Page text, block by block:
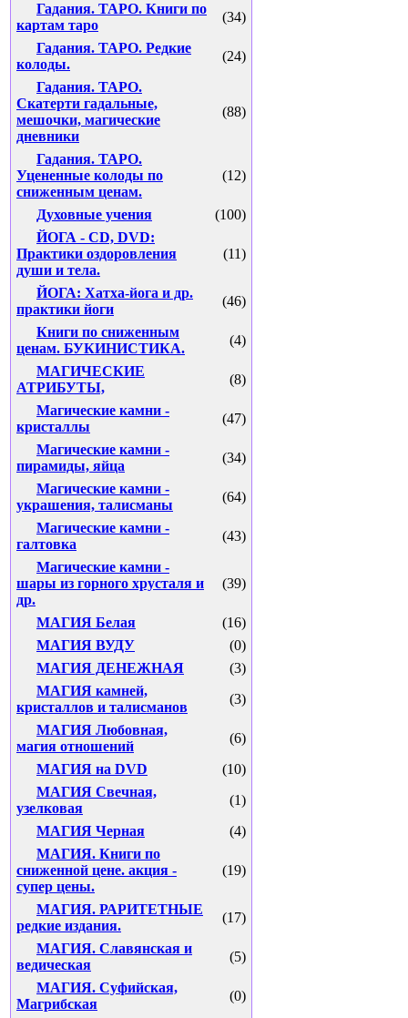
Гадания. ТАРО. Книги по
картам таро
(34)
Гадания. ТАРО. Редкие
колоды.
(24)
Гадания. ТАРО.
Скатерти гадальные,
мешочки, магические
дневники
(88)
Гадания. ТАРО.
Уцененные колоды по
сниженным ценам.
(12)
Духовные учения
(100)
ЙОГА - CD, DVD:
Практики оздоровления
души и тела.
(11)
ЙОГА: Хатха-йога и др.
практики йоги
(46)
Книги по сниженным
ценам. БУКИНИСТИКА.
(4)
МАГИЧЕСКИЕ
АТРИБУТЫ,
(8)
Магические камни -
кристаллы
(47)
Магические камни -
пирамиды, яйца
(34)
Магические камни -
украшения, талисманы
(64)
Магические камни -
галтовка
(43)
Магические камни -
шары из горного хрусталя и
др.
(39)
МАГИЯ Белая
(16)
МАГИЯ ВУДУ
(0)
МАГИЯ ДЕНЕЖНАЯ
(3)
МАГИЯ камней,
кристаллов и талисманов
(3)
МАГИЯ Любовная,
магия отношений
(6)
МАГИЯ на DVD
(10)
МАГИЯ Свечная,
узелковая
(1)
МАГИЯ Черная
(4)
МАГИЯ. Книги по
сниженной цене. акция -
супер цены.
(19)
МАГИЯ. РАРИТЕТНЫЕ
редкие издания.
(17)
МАГИЯ. Славянская и
ведическая
(5)
МАГИЯ. Суфийская,
Магрибская
(0)